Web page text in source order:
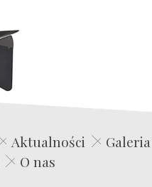
Edwin Film Agencja Aktorska
Aktualności
Galeria
O nas